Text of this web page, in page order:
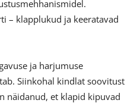
– klapplukud ja keeratavad
ja harjumuse
Siinkohal kindlat soovitust
näidanud, et klapid kipuvad